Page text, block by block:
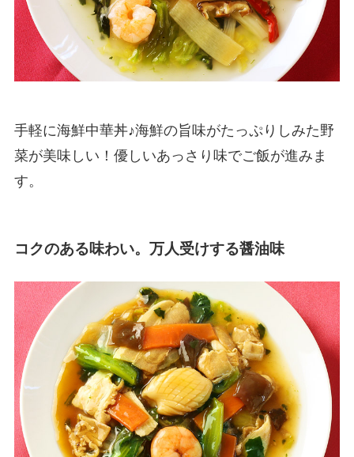
手軽に海鮮中華丼♪海鮮の旨味がたっぷりしみた野
菜が美味しい！優しいあっさり味でご飯が進みま
す。
コクのある味わい。万人受けする醤油味